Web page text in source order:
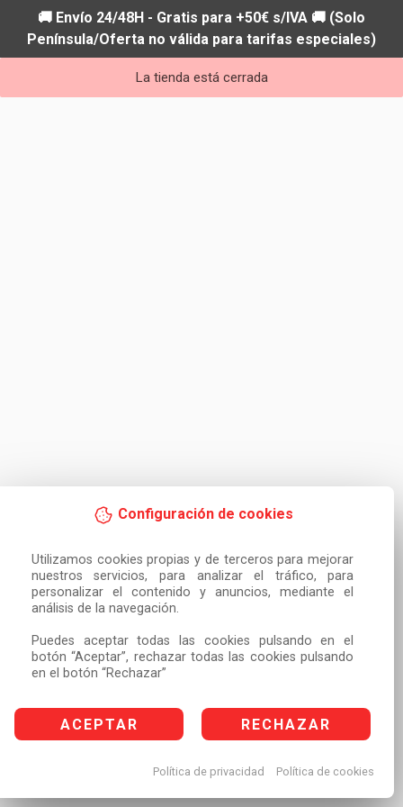
Configuración de cookies
Utilizamos cookies propias y de terceros para mejorar
nuestros servicios, para analizar el tráfico, para
personalizar el contenido y anuncios, mediante el
análisis de la navegación.
Puedes aceptar todas las cookies pulsando en el
botón “Aceptar”, rechazar todas las cookies pulsando
en el botón “Rechazar”
ACEPTAR RECHAZAR
Política de privacidad Política de cookies
🚚 Envío 24/48H - Gratis para +50€ s/IVA 🚚 (Solo
Península/Oferta no válida para tarifas especiales)
La tienda está cerrada